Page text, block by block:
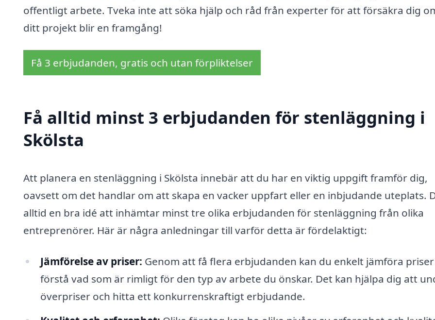
offentligt arbete. Tveka inte att söka hjälp och råd från experter för att försäkra dig
ditt projekt blir en framgång!
Få 3 erbjudanden, gratis och utan förpliktelser
Få alltid minst 3 erbjudanden för stenläggning i
Skölsta
Att planera en stenläggning i Skölsta innebär att du har en viktig uppgift framför dig,
oavsett om det handlar om att skapa en vacker uppfart eller en inbjudande uteplats.
alltid en bra idé att inhämtar minst tre olika erbjudanden för stenläggning från olika
entreprenörer. Här är några anledningar till varför detta är fördelaktigt:
Jämförelse av priser: Genom att få flera erbjudanden kan du enkelt jämföra
förstå vad som är rimligt för den typ av arbete du önskar. Det kan hjälpa dig att
överpriser och hitta ett konkurrenskraftigt erbjudande.